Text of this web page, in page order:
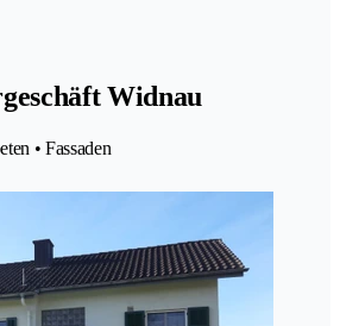
Widnau
• Fassaden